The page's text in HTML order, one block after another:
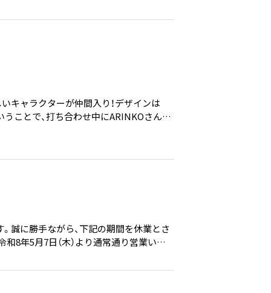
キャラクターが仲間入り！デザインは
ことで、打ち合わせ中にARINKOさんが
誠に勝手ながら、下記の期間を休業とさ
和8年5月7日（木）より通常通り営業いた